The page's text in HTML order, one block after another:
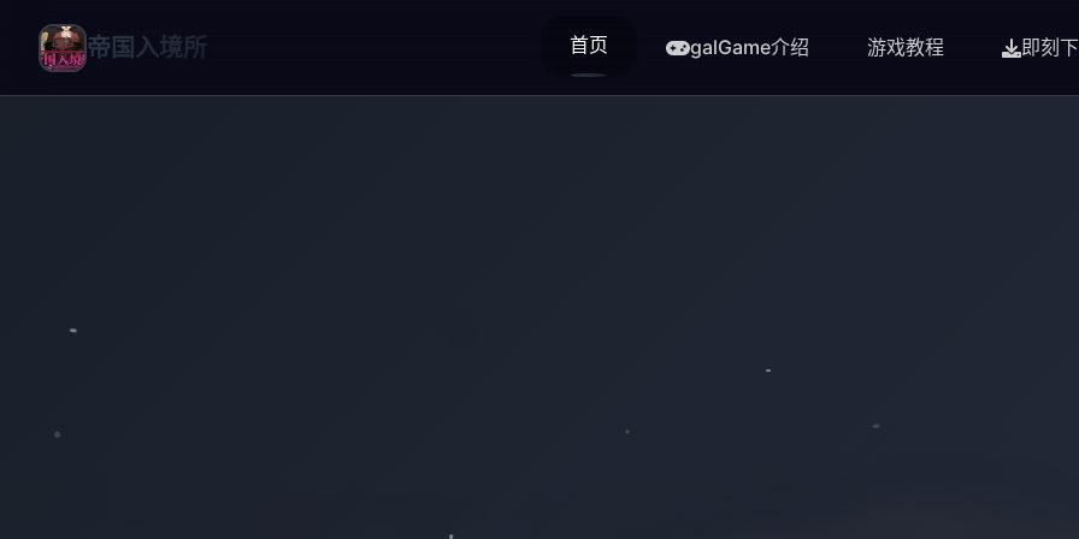
帝国入境所 首页 galGame介绍 游戏教程 即刻